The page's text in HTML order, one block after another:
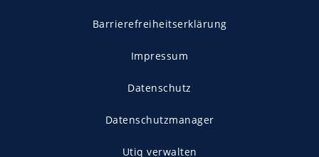
Barrierefreiheitserklärung
Impressum
Datenschutz
Datenschutzmanager
Utiq verwalten